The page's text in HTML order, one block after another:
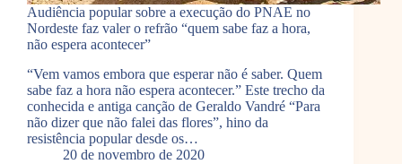
Audiência popular sobre a execução do PNAE no
Nordeste faz valer o refrão “quem sabe faz a hora,
não espera acontecer”
“Vem vamos embora que esperar não é saber. Quem
sabe faz a hora não espera acontecer.” Este trecho da
conhecida e antiga canção de Geraldo Vandré “Para
não dizer que não falei das flores”, hino da
resistência popular desde os…
20 de novembro de 2020